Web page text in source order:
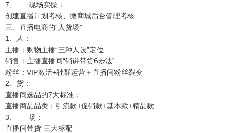
7、 现场实操：
创建直播计划考核、微商城后台管理考核
三、直播电商的“人货场”
1、人：
主播：购物主播“三种人设”定位
销售：主播直播间“销讲带货6步法”
粉丝：VIP激活+社群运营＋直播间粉丝裂变
2、货：
直播间选品的7大标准；
直播商品品类：引流款+促销款+基本款+精品款
3、 场：
直播间带货“三大标配”